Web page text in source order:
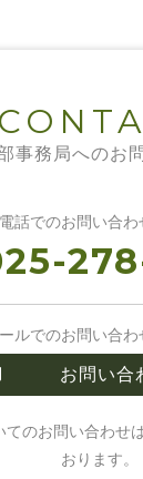
事務局へのお
話でのお問い合わ
ールでのお問い合わ
お問い合
のお問い合わせ
おります。